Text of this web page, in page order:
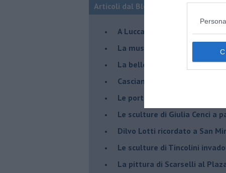
Articoli dal Blog “Incontri d'arte” di
A Lucca la mostra di
​La musica di Nicola Piovani
​La bellezza resistente di
​Casciana: Skim in volo sulle
​Le porte della pittura in
​Le sculture di Giulia Cenci a
​Dilvo Lotti ricordato a San
​Le sculture di Tincolini
La pittura di Scarselli al